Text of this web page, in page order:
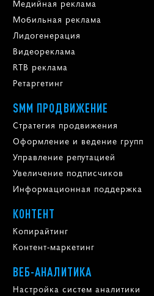
Медийная реклама
Мобильная реклама
Лидогенерация
Видеореклама
RTB реклама
Ретаргетинг
SMM ПРОДВИЖЕНИЕ
Стратегия продвижения
Оформление и ведение групп
Управление репутацией
Увеличение подписчиков
Информационная поддержка
КОНТЕНТ
Копирайтинг
Контент-маркетинг
ВЕБ-АНАЛИТИКА
Настройка систем аналитики